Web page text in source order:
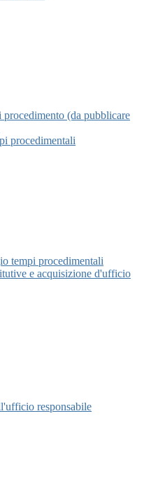
(da pubblicare
procedimentali
tempi procedimentali
e acquisizione d'ufficio
responsabile